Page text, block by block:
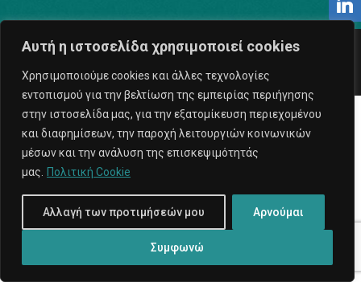
Αυτή η ιστοσελίδα χρησιμοποιεί cookies
Χρησιμοποιούμε cookies και άλλες τεχνολογίες
εντοπισμού για την βελτίωση της εμπειρίας περιήγησης
στην ιστοσελίδα μας, για την εξατομίκευση περιεχομένου
και διαφημίσεων, την παροχή λειτουργιών κοινωνικών
μέσων και την ανάλυση της επισκεψιμότητάς
μας.
Πολιτική Cookie
Αλλαγή των προτιμήσεών μου Αρνούμαι
Συμφωνώ
Copyright © 2026ExposeProd. All rights reserved.
Υπηρεσίες Internet